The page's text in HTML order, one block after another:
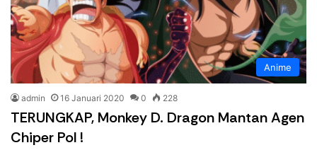
Anime
admin 16 Januari 2020 0 228
TERUNGKAP, Monkey D. Dragon Mantan Agen
Chiper Pol !